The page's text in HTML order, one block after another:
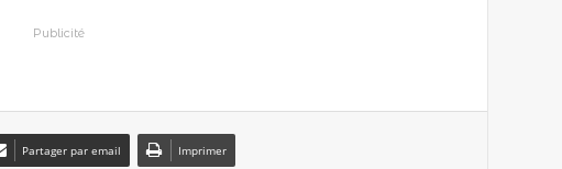
Publicité
Partager par email Imprimer